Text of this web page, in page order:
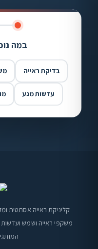
במה
בדיקת ראייה
עדשות מגע
קליניקת ראייה אסתטית
משקפי ראייה ושמש